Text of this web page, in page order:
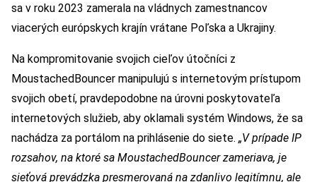
sa v roku 2023 zamerala na vládnych zamestnancov
viacerých európskych krajín vrátane Poľska a Ukrajiny.
Na kompromitovanie svojich cieľov útočníci z
MoustachedBouncer manipulujú s internetovým prístupom
svojich obetí, pravdepodobne na úrovni poskytovateľa
internetových služieb, aby oklamali systém Windows, že sa
nachádza za portálom na prihlásenie do siete. „V prípade IP
rozsahov, na ktoré sa MoustachedBouncer zameriava, je
sieťová prevádzka presmerovaná na zdanlivo legitímnu, ale